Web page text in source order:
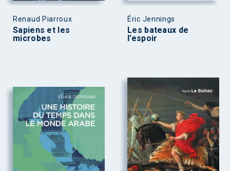
Renaud Piarroux
Sapiens et les
microbes
Éric Jennings
Les bateaux de
l’espoir